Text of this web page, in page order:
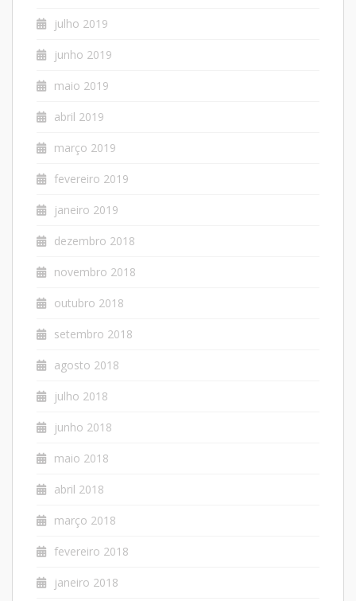
julho 2019
junho 2019
maio 2019
abril 2019
março 2019
fevereiro 2019
janeiro 2019
dezembro 2018
novembro 2018
outubro 2018
setembro 2018
agosto 2018
julho 2018
junho 2018
maio 2018
abril 2018
março 2018
fevereiro 2018
janeiro 2018